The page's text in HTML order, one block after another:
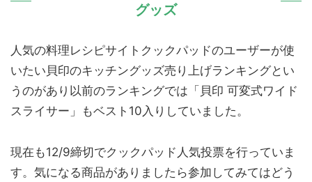
グッズ
人気の料理レシピサイトクックパッドのユーザーが使
いたい貝印のキッチングッズ売り上げランキングとい
うのがあり以前のランキングでは「貝印 可変式ワイド
スライサー」もベスト10入りしていました。
現在も12/9締切でクックパッド人気投票を行っていま
す。気になる商品がありましたら参加してみてはどう